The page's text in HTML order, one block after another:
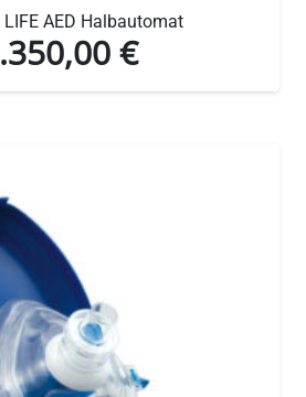
LIFE AED Halbautomat
€